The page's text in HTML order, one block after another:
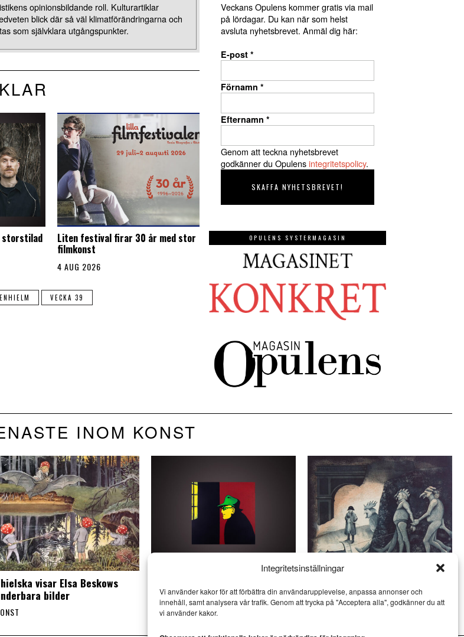
Integritetsinställningar
Vi använder kakor för att förbättra din användarupplevelse, anpassa annonser och
innehåll, samt analysera vår trafik. Genom att trycka på "Acceptera alla", godkänner du att
vi använder kakor.
opinionsbildande roll. Kulturartiklar
blick där så väl klimatförändringarna och
som självklara utgångspunkter.
storstilad Liten festival firar 30 år med stor
filmkonst
4 AUG 2026
VECKA 39
Veckans Opulens kommer gratis via mail
på lördagar. Du kan när som helst
avsluta nyhetsbrevet. Anmäl dig här:
E-post *
Förnamn *
Efternamn *
Genom att teckna nyhetsbrevet
godkänner du Opulensintegritetspolicy.
OPULENS SYSTERMAGASIN
INOM KONST
visar Elsa Beskows
bilder
besök i Eslöv
KONST
med värme